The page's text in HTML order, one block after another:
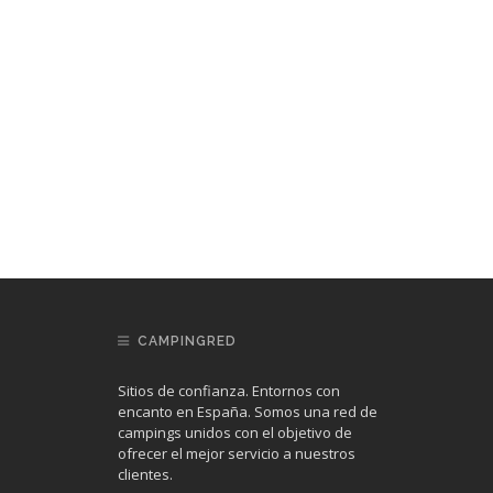
CAMPINGRED
Sitios de confianza. Entornos con
encanto en España. Somos una red de
campings unidos con el objetivo de
ofrecer el mejor servicio a nuestros
clientes.